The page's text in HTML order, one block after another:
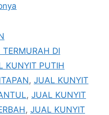
DI
KUNYIT PUTIH
, JUAL KUNYIT
, JUAL KUNYIT
, JUAL KUNYIT